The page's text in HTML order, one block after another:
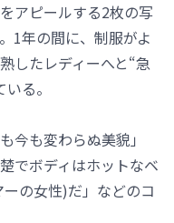
アピールする2枚の写
1年の間に、制服がよ
したレディーへと“急
る。
今も変わらぬ美貌」
でボディはホットなベ
の女性)だ」などのコ